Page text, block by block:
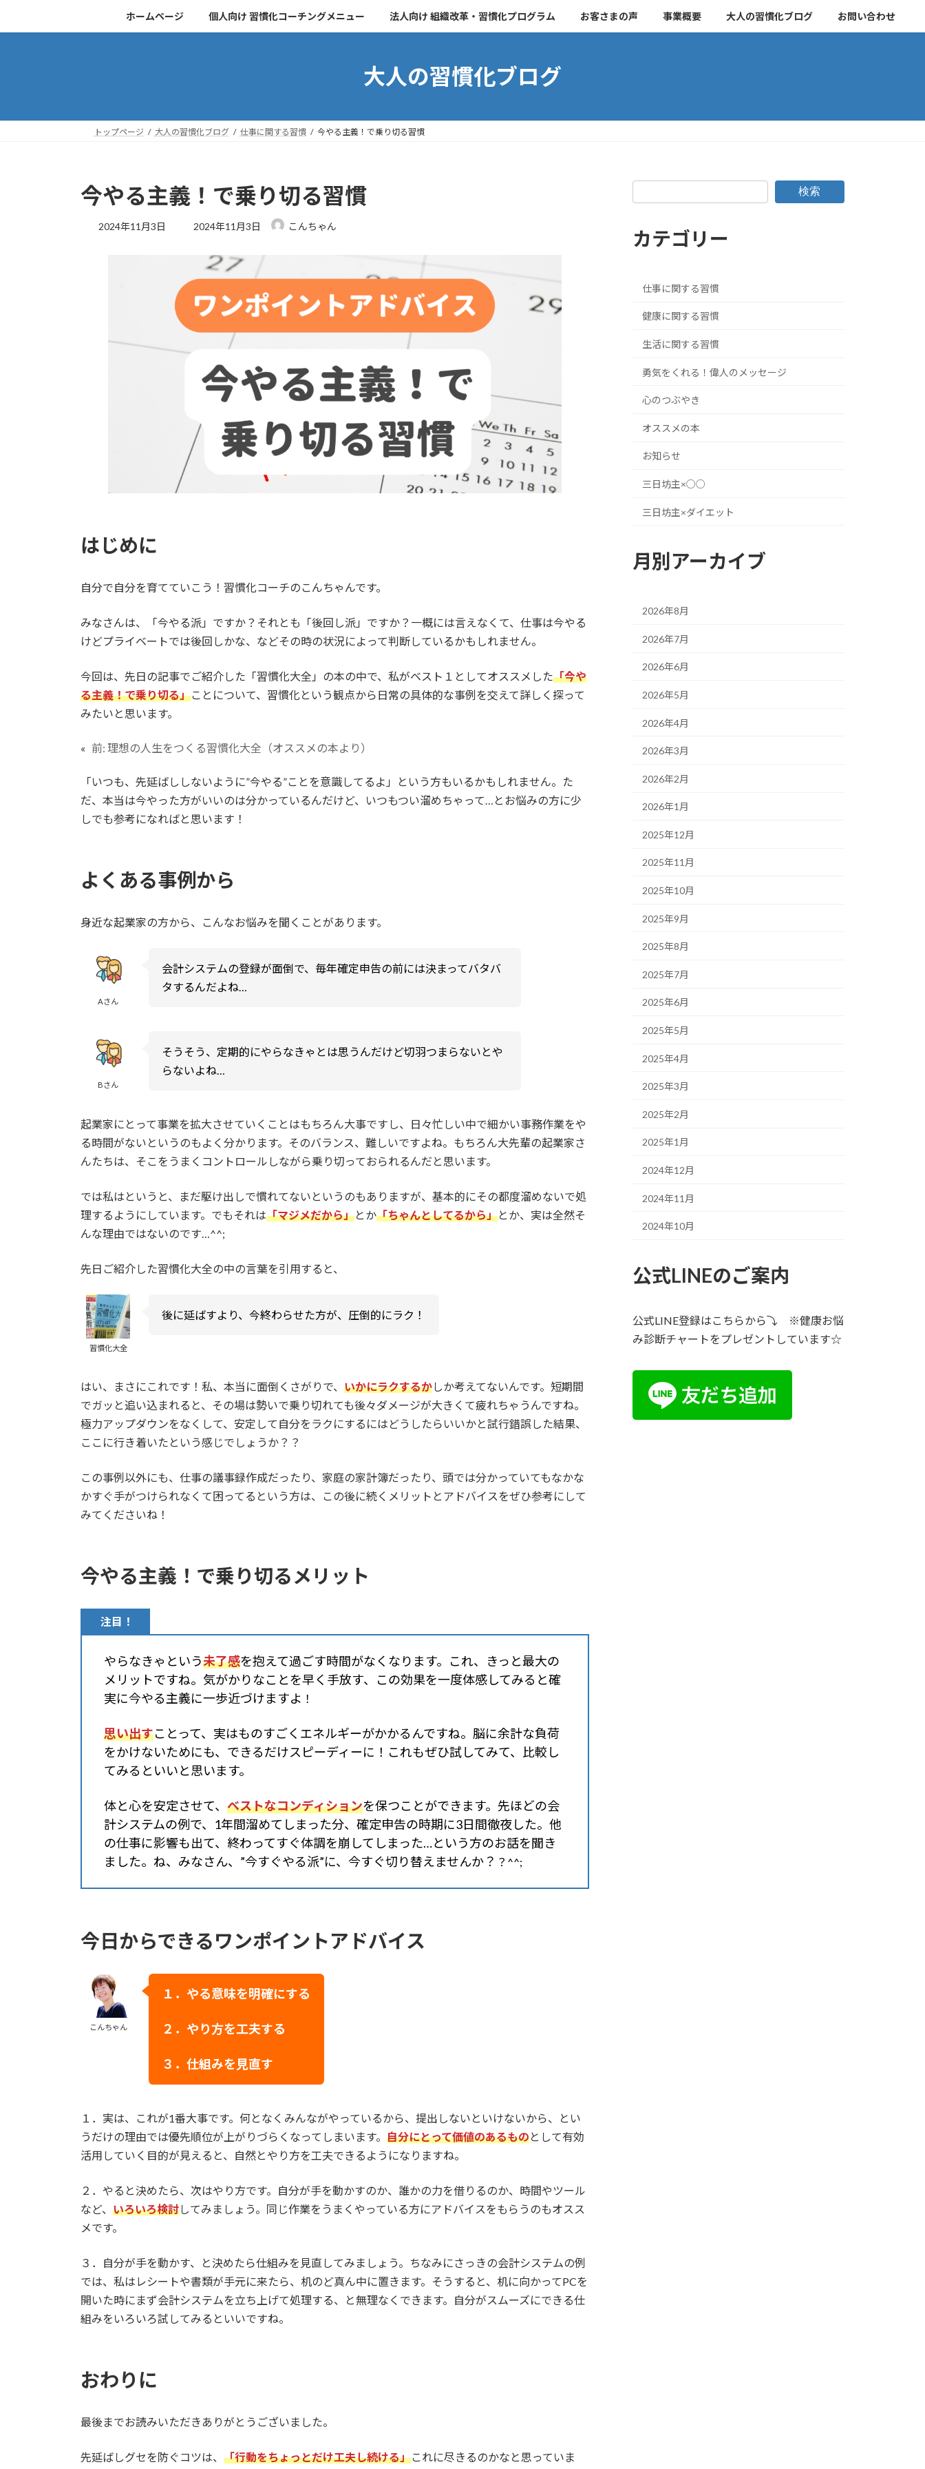
キ
に
ホームページ 個人向け 習慣化コーチングメニュー 法人向け 組織改革・習慣化プログラム お客さまの声 事業概要 大人の習慣化ブログ お問い合わせ
大人の習慣化ブログ
トップページ 大人の習慣化ブログ 仕事に関する習慣 今やる主義！で乗り切る習慣
今やる主義！で乗り切る習慣
2024年11月3日
最
日
:
2024年11月3日 こんちゃん
はじめに
自分で自分を育てていこう！習慣化コーチのこんちゃんです。
みなさんは、「今やる派」ですか？それとも「後回し派」ですか？一概には言えなくて、仕事は今やる
けどプライベートでは後回しかな、などその時の状況によって判断しているかもしれません。
今回は、先日の記事でご紹介した「習慣化大全」の本の中で、私がベスト１としてオススメした「今や
る主義！で乗り切る」ことについて、習慣化という観点から日常の具体的な事例を交えて詳しく探って
みたいと思います。
« 前: 理想の人生をつくる習慣化大全（オススメの本より）
「いつも、先延ばししないように”今やる”ことを意識してるよ」という方もいるかもしれません。た
だ、本当は今やった方がいいのは分かっているんだけど、いつもつい溜めちゃって…とお悩みの方に少
しでも参考になればと思います！
よくある事例から
身近な起業家の方から、こんなお悩みを聞くことがあります。
Aさん
会計システムの登録が面倒で、毎年確定申告の前には決まってバタバ
タするんだよね…
Bさん
そうそう、定期的にやらなきゃとは思うんだけど切羽つまらないとや
らないよね…
起業家にとって事業を拡大させていくことはもちろん大事ですし、日々忙しい中で細かい事務作業をや
る時間がないというのもよく分かります。そのバランス、難しいですよね。もちろん大先輩の起業家さ
んたちは、そこをうまくコントロールしながら乗り切っておられるんだと思います。
では私はというと、まだ駆け出しで慣れてないというのもありますが、基本的にその都度溜めないで処
理するようにしています。でもそれは「マジメだから」とか「ちゃんとしてるから」とか、実は全然そ
んな理由ではないのです…^^;
先日ご紹介した習慣化大全の中の言葉を引用すると、
習慣化大全
後に延ばすより、今終わらせた方が、圧倒的にラク！
はい、まさにこれです！私、本当に面倒くさがりで、 いかにラクするかしか考えてないんです。短期間
でガッと追い込まれると、その場は勢いで乗り切れても後々ダメージが大きくて疲れちゃうんですね。
極力アップダウンをなくして、安定して自分をラクにするにはどうしたらいいかと試行錯誤した結果、
ここに行き着いたという感じでしょうか？？
この事例以外にも、仕事の議事録作成だったり、家庭の家計簿だったり、頭では分かっていてもなかな
かすぐ手がつけられなくて困ってるという方は、この後に続くメリットとアドバイスをぜひ参考にして
みてくださいね！
今やる主義！で乗り切るメリット
注目！
やらなきゃという未了感を抱えて過ごす時間がなくなります。これ、きっと最大の
メリットですね。気がかりなことを早く手放す、この効果を一度体感してみる と確
実に今やる主義に一歩近づけますよ ！
思い出すことって、実はものすごくエネルギーがかかるんですね。脳に余計な負荷
をかけないためにも、できるだけスピーディーに！これもぜひ試してみて、比較し
てみるといいと思います。
体と心を安定させて、 ベストなコンディションを保つことができます。先ほどの会
計システムの例で、1年間溜めてしまった分、確定申告の時期に3日間徹夜した。他
の仕事に影響も出て、終わってすぐ体調を崩してしまった…という方のお話を聞き
ました。ね、みなさん、”今すぐやる派”に、今すぐ切り替えませんか ？ ？^^;
今日からできるワンポイントアドバイス
こんちゃん
１．やる意味を明確にする
２． やり方を工夫する
３．仕組みを見直す
１．実は、これが1番大事です。何となくみんながやっているから、提出しないといけないから、とい
うだけの理由では優先順位が上がりづらくなってしまいます。 自分にとって価値のあるものとして有効
活用していく目的が見えると、自然とやり方を工夫できるようになりますね。
２．やると決めたら、次はやり方です。自分が手を動かすのか、誰かの力を借りるのか、時間やツール
など、 いろいろ検討してみましょう。同じ作業をうまくやっている方にアドバイスをもらうのもオスス
メです。
３．自分が手を動かす、と決めたら仕組みを見直してみましょう。ちなみにさっきの会計システムの例
では、私はレシートや書類が手元に来たら、机のど真ん中に置きます。そうすると、机に向かってPCを
開いた時にまず会計システムを立ち上げて処理する、と無理なくできます。自分がスムーズにできる仕
組みをいろいろ試してみるといいですね。
おわりに
最後までお読みいただきありがとうございました。
先延ばしグセを防ぐコツは、 「行動をちょっとだけ工夫し続ける」これに尽きるのかなと思っていま
検索
カテゴリー
仕事に関する習慣
健康に関する習慣
生活に関する習慣
勇気をくれる！偉人のメッセージ
心のつぶやき
オススメの本
お知らせ
三日坊主×○○
三日坊主×ダイエット
月別アーカイブ
2026年8月
2026年7月
2026年6月
2026年5月
2026年4月
2026年3月
2026年2月
2026年1月
2025年12月
2025年11月
2025年10月
2025年9月
2025年8月
2025年7月
2025年6月
2025年5月
2025年4月
2025年3月
2025年2月
2025年1月
2024年12月
2024年11月
2024年10月
公式LINEのご案内
公式LINE登録はこちらから⤵ ※健康お悩
み診断チャートをプレゼントしています☆